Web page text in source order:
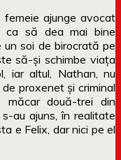
femeie ajunge avocat
ca să dea mai bine
un soi de birocrată pe
să-și schimbe viața
iar altul, Nathan, nu
proxenet și criminal
două-trei din
au ajuns, în realitate
e Felix, dar nici pe el